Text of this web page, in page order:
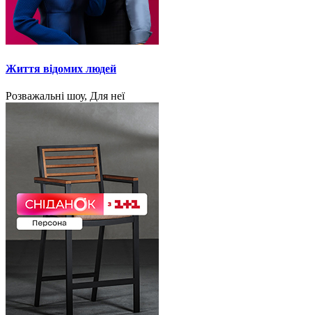
Життя відомих людей
Розважальні шоу, Для неї